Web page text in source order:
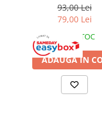
Cuiere si suporturi
Rafturi si depozitare
Accesorii cada
Accesorii lavoare
interior 1/2", 6
93,00 Lei
79,00 Lei
IN STOC
ADAUGA IN